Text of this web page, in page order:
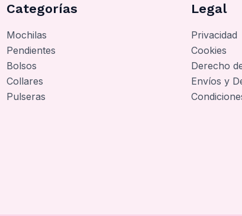
Categorías
Mochilas
Pendientes
Bolsos
Collares
Pulseras
Legal
Privacidad
Cookies
Derecho
Envíos y